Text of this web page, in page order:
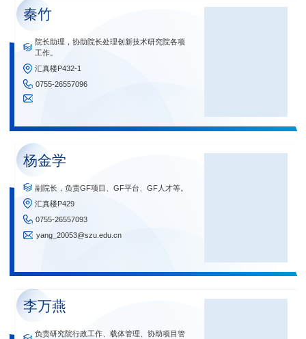
秦竹
院长助理，协助院长处理创新技术研究院各项
工作。
汇真楼P432-1
0755-26557096
杨金学
副院长，负责GF项目、GF平台、GF人才等。
汇真楼P429
0755-26557093
yang_20053@szu.edu.cn
李万燕
负责研究院行政工作、载体管理、协助项目管